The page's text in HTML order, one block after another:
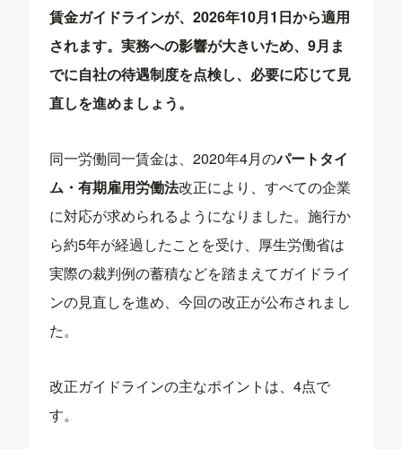
賃金ガイドラインが、2026年10月1日から適用
されます。実務への影響が大きいため、9月ま
でに自社の待遇制度を点検し、必要に応じて見
直しを進めましょう。
同一労働同一賃金は、2020年4月のパートタイ
ム・有期雇用労働法改正により、すべての企業
に対応が求められるようになりました。施行か
ら約5年が経過したことを受け、厚生労働省は
実際の裁判例の蓄積などを踏まえてガイドライ
ンの見直しを進め、今回の改正が公布されまし
た。
改正ガイドラインの主なポイントは、4点で
す。